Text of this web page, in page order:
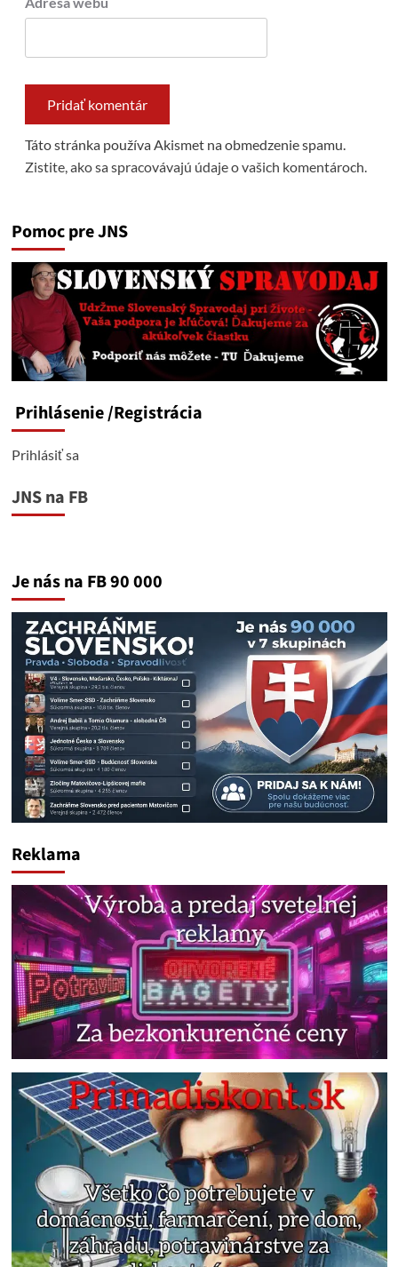
Táto stránka používa Akismet na obmedzenie spamu.
Zistite, ako sa spracovávajú údaje o vašich komentároch.
Pomoc pre JNS
Prihlásenie/Registrácia
Prihlásiť sa
JNS na FB
Je nás na FB 90 000
Reklama